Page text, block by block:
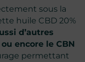
sous la
huile CBD 20%
d’autres
encore le CBN
permettant